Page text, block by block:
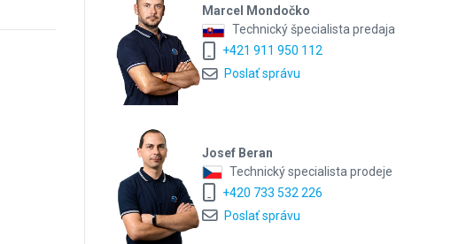
Marcel Mondočko
Technický špecialista predaja
+421 911 950 112
Poslať správu
Josef Beran
Technický specialista prodeje
+420 733 532 226
Poslať správu